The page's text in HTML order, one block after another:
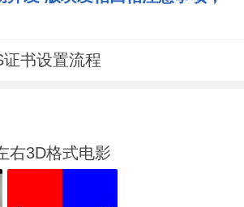
证书设置流程
右3D格式电影